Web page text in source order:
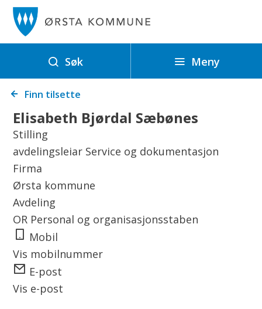
Ø
r
s
a
o
m
m
u
Søk Meny
Du
her:
Finn tilsette
Elisabeth Bjørdal Sæbønes
Stilling
avdelingsleiar Service og dokumentasjon
Firma
Ørsta kommune
Avdeling
OR Personal og organisasjonsstaben
Mobil
Vis mobilnummer
E-post
Vis e-post